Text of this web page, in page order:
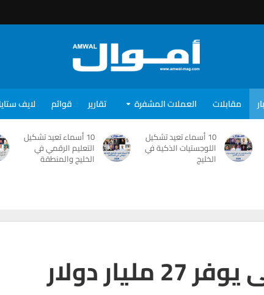
مقابلات العملات المشفرة تقارير قوائم لايف
10 أسماء تعيد تشكيل
اللوجستيات الذكية في
الخليج
10 أسماء تعيد تشكيل
التعليم الرقمي في
الخليج والمنطقة
دولار